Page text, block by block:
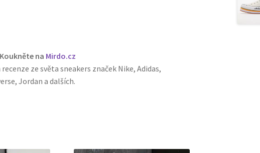
na Mirdo.cz
ze světa sneakers značek Nike, Adidas,
Jordan a dalších.